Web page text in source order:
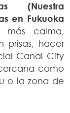
(Nuestra
en Fukuoka
calma,
prisas, hacer
Canal City
como
o la zona de